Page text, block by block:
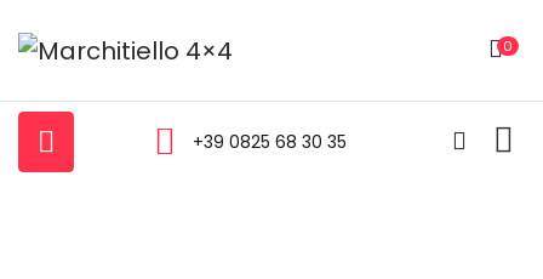
0
+39 0825 68 30 35